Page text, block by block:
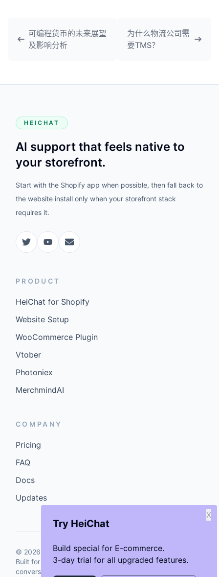
Try HeiChat
Build special for E-commerce.
3-day trial for all upgraded features.
X
可编程货币的未来展望
及影响分析
为什么物流公司需
要TMS？
HEICHAT
AI support that feels native to
your storefront.
Start with the Shopify app when possible, then fall back to
the website install only when your storefront stack
requires it.
PRODUCT
HeiChat for Shopify
Website Setup
WooCommerce Plugin
Vtober
Photoniex
MerchmindAI
COMPANY
Pricing
FAQ
Docs
Updates
© 2026 GenCybers Inc. All rights reserved.
Built for storefronts that want faster answers and cleaner
conversions.